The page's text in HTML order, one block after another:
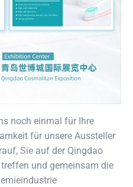
noch einmal für Ihre
für unsere Aussteller
Sie auf der Qingdao
und gemeinsam die